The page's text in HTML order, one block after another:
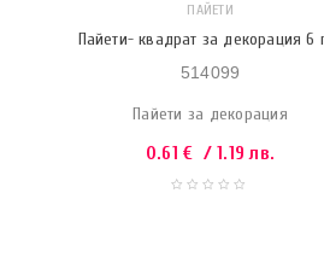
ПАЙЕТИ
Пайети- квадрат за декорация 6
514099
Пайети за декорация
0.61€ / 1.19 лв.